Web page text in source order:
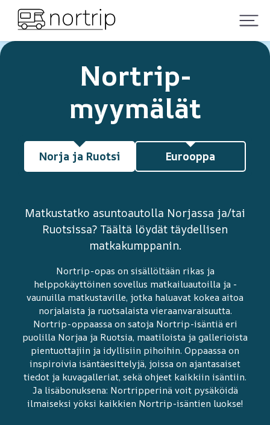
Nortrip-
myymälät
Norja ja Ruotsi Eurooppa
Matkustatko asuntoautolla Norjassa ja/tai
Ruotsissa? Täältä löydät täydellisen
matkakumppanin.
Nortrip-opas on sisällöltään rikas ja
helppokäyttöinen sovellus matkailuautoilla ja -
vaunuilla matkustaville, jotka haluavat kokea aitoa
norjalaista ja ruotsalaista vieraanvaraisuutta.
Nortrip-oppaassa on satoja Nortrip-isäntiä eri
puolilla Norjaa ja Ruotsia, maatiloista ja gallerioista
pientuottajiin ja idyllisiin pihoihin. Oppaassa on
inspiroivia isäntäesittelyjä, joissa on ajantasaiset
tiedot ja kuvagalleriat, sekä ohjeet kaikkiin isäntiin.
Ja lisäbonuksena: Nortripperinä voit pysäköidä
ilmaiseksi yöksi kaikkien Nortrip-isäntien luokse!